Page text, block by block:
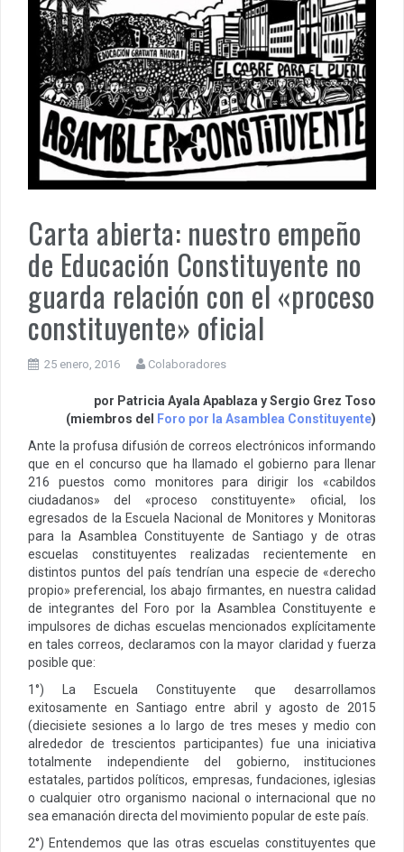
Carta abierta: nuestro empeño
de Educación Constituyente no
guarda relación con el «proceso
constituyente» oficial
25 enero, 2016 Colaboradores
por Patricia Ayala Apablaza y Sergio Grez Toso
(miembros del
Foro por la Asamblea Constituyente)
Ante la profusa difusión de correos electrónicos informando
que en el concurso que ha llamado el gobierno para llenar
216 puestos como monitores para dirigir los «cabildos
ciudadanos» del «proceso constituyente» oficial, los
egresados de la Escuela Nacional de Monitores y Monitoras
para la Asamblea Constituyente de Santiago y de otras
escuelas constituyentes realizadas recientemente en
distintos puntos del país tendrían una especie de «derecho
propio» preferencial, los abajo firmantes, en nuestra calidad
de integrantes del Foro por la Asamblea Constituyente e
impulsores de dichas escuelas mencionados explícitamente
en tales correos, declaramos con la mayor claridad y fuerza
posible que:
1°) La Escuela Constituyente que desarrollamos
exitosamente en Santiago entre abril y agosto de 2015
(diecisiete sesiones a lo largo de tres meses y medio con
alrededor de trescientos participantes) fue una iniciativa
totalmente independiente del gobierno, instituciones
estatales, partidos políticos, empresas, fundaciones, iglesias
o cualquier otro organismo nacional o internacional que no
sea emanación directa del movimiento popular de este país.
2°) Entendemos que las otras escuelas constituyentes que